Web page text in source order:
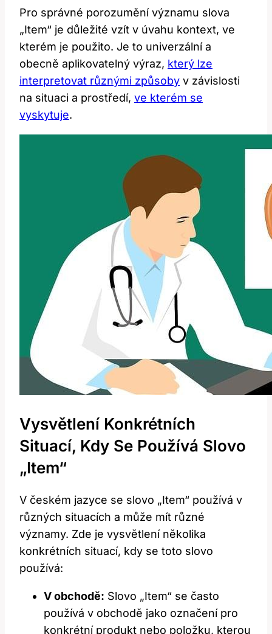
Pro správné porozumění významu slova
„Item“ je důležité vzít v úvahu kontext, ve
kterém je použito. Je to univerzální a
obecně aplikovatelný výraz, který lze
interpretovat různými způsoby v závislosti
na situaci a prostředí, ve kterém se
vyskytuje.
Vysvětlení Konkrétních
Situací, Kdy Se Používá Slovo
„Item“
V českém jazyce se slovo „Item“ používá v
různých situacích a může mít různé
významy. Zde je vysvětlení několika
konkrétních situací, kdy se toto slovo
používá:
V obchodě: Slovo „Item“ se často
používá v obchodě jako označení pro
konkrétní produkt nebo položku, kterou